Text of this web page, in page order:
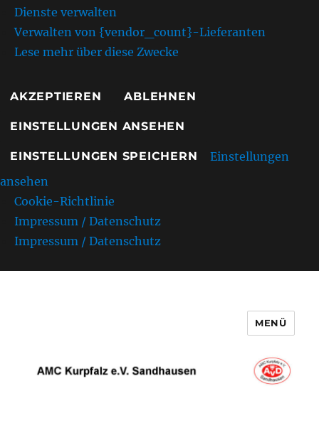
Dienste verwalten
Verwalten von {vendor_count}-Lieferanten
Lese mehr über diese Zwecke
AKZEPTIEREN ABLEHNEN
EINSTELLUNGEN ANSEHEN
EINSTELLUNGEN SPEICHERN
Einstellungen
ansehen
Cookie-Richtlinie
Impressum / Datenschutz
Impressum / Datenschutz
AMC Kurpfalz e.V. Sandhausen
MENÜ